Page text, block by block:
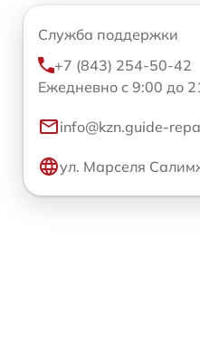
Служба поддержки
+7 (843) 254-50-42
Ежедневно с 9:00 до
info@kzn.guide-
ул. Марселя